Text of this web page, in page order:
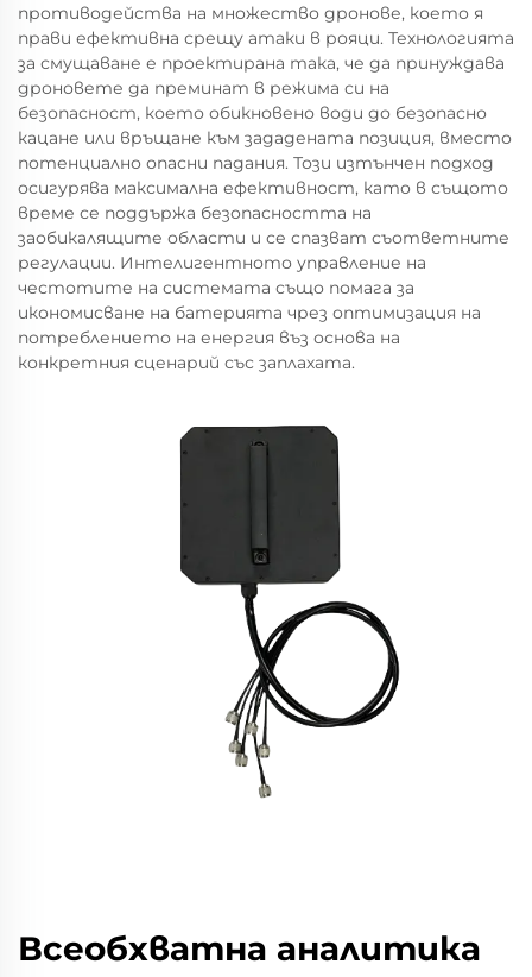
противодейства на множество дронове, което я
прави ефективна срещу атаки в рояци. Технологията
за смущаване е проектирана така, че да принуждава
дроновете да преминат в режима си на
безопасност, което обикновено води до безопасно
кацане или връщане към зададената позиция, вместо
потенциално опасни падания. Този изтънчен подход
осигурява максимална ефективност, като в същото
време се поддържа безопасността на
заобикалящите области и се спазват съответните
регулации. Интелигентното управление на
честотите на системата също помага за
икономисване на батерията чрез оптимизация на
потреблението на енергия въз основа на
конкретния сценарий със заплахата.
Всеобхватна аналитика